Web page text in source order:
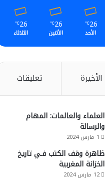
26
℃
الأحد
26
℃
الأثنين
26
℃
الثلاثاء
الأخيرة تعليقات
العلماء والعالمات: المهام
والرسالة
1 مارس 2024
ظاهرة وقف الكتب فـي تاريخ
الخزانة المغربية
12 مارس 2024